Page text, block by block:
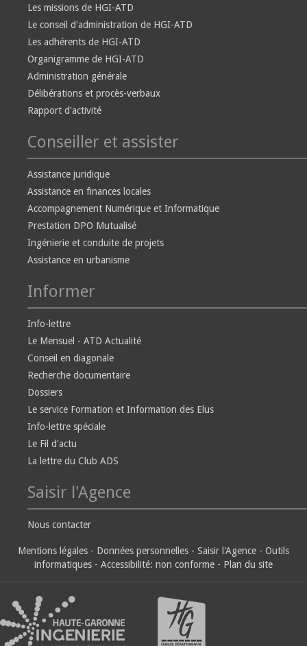
Les missions de HGI-ATD
Le conseil d'administration de HGI-ATD
Les adhérents de HGI-ATD
Organigramme de HGI-ATD
Administration générale
Délibérations et procès-verbaux
Rapport d'activité
Conseiller et assister
Assistance juridique
Assistance en finances locales
Accompagnement Numérique et Informatique
Prestation DPO Mutualisé
Ingénierie et conduite de projets
Assistance en urbanisme
Informer
Info-lettre
Le Mensuel - ATD Actualité
Conseil en diagonale
Recherche documentaire
Dossiers
Le service Formation et Information des Elus
Info-lettre spéciale
Le Fil d'actu
La lettre du Club ADS
Saisir l'Agence
Nous contacter
Mentions légales - Données personnelles - Saisir l'Agence - Outils
informatiques - Accessibilité: non conforme - Plan du site